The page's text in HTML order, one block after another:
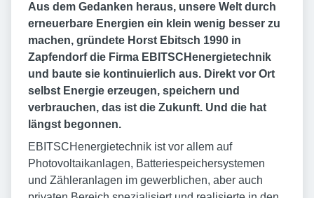
Aus dem Gedanken heraus, unsere Welt durch
erneuerbare Energien ein klein wenig besser zu
machen, gründete Horst Ebitsch 1990 in
Zapfendorf die Firma EBITSCHenergietechnik
und baute sie kontinuierlich aus. Direkt vor Ort
selbst Energie erzeugen, speichern und
verbrauchen, das ist die Zukunft. Und die hat
längst begonnen.
EBITSCHenergietechnik ist vor allem auf
Photovoltaikanlagen, Batteriespeichersystemen
und Zähleranlagen im gewerblichen, aber auch